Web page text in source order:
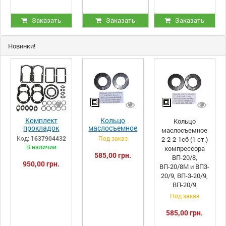
Заказать Заказать Заказать
Новинки!
Комплект
прокладок
компрессора
LT100, ЛТ100
(РМ.3130)
Код: 1637904432
В наличии
950,00 грн.
Кольцо
маслосъемное
2-2-2-2сб (2
ст.)
ВП-20/8,
Под заказ
585,00 грн.
Кольцо
маслосъемное
2-2-2-1сб (1 ст.)
компрессора
ВП-20/8,
ВП-20/8М и ВП3-
20/9, ВП-3-20/9,
ВП-20/9
Под заказ
585,00 грн.